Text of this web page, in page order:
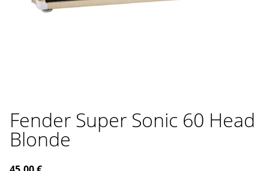
Fender Super Sonic 60 Head
Blonde